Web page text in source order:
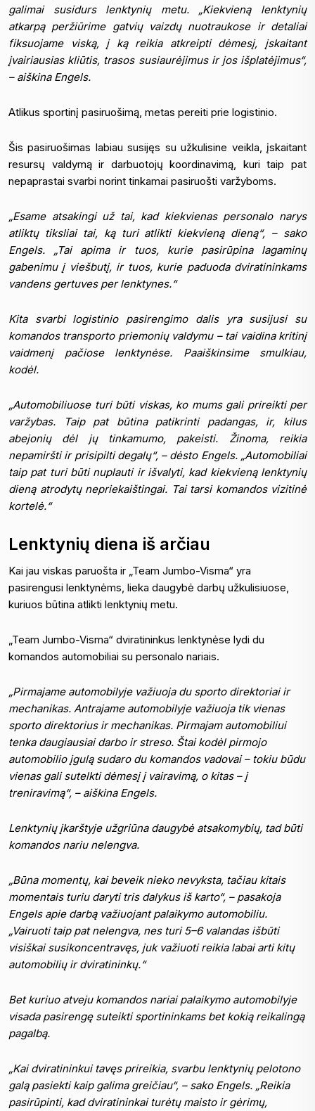
galimai susidurs lenktynių metu. „Kiekvieną lenktynių
atkarpą peržiūrime gatvių vaizdų nuotraukose ir detaliai
fiksuojame viską, į ką reikia atkreipti dėmesį, įskaitant
įvairiausias kliūtis, trasos susiaurėjimus ir jos išplatėjimus“,
– aiškina Engels.
Atlikus sportinį pasiruošimą, metas pereiti prie logistinio.
Šis pasiruošimas labiau susijęs su užkulisine veikla, įskaitant
resursų valdymą ir darbuotojų koordinavimą, kuri taip pat
nepaprastai svarbi norint tinkamai pasiruošti varžyboms.
„Esame atsakingi už tai, kad kiekvienas personalo narys
atliktų tiksliai tai, ką turi atlikti kiekvieną dieną“, – sako
Engels. „Tai apima ir tuos, kurie pasirūpina lagaminų
gabenimu į viešbutį, ir tuos, kurie paduoda dviratininkams
vandens gertuves per lenktynes.“
Kita svarbi logistinio pasirengimo dalis yra susijusi su
komandos transporto priemonių valdymu – tai vaidina kritinį
vaidmenį pačiose lenktynėse. Paaiškinsime smulkiau,
kodėl.
„Automobiliuose turi būti viskas, ko mums gali prireikti per
varžybas. Taip pat būtina patikrinti padangas, ir, kilus
abejonių dėl jų tinkamumo, pakeisti. Žinoma, reikia
nepamiršti ir prisipilti degalų“, – dėsto Engels. „Automobiliai
taip pat turi būti nuplauti ir išvalyti, kad kiekvieną lenktynių
dieną atrodytų nepriekaištingai. Tai tarsi komandos vizitinė
kortelė.“
Lenktynių diena iš arčiau
Kai jau viskas paruošta ir „Team Jumbo-Visma“ yra
pasirengusi lenktynėms, lieka daugybė darbų užkulisiuose,
kuriuos būtina atlikti lenktynių metu.
„Team Jumbo-Visma“ dviratininkus lenktynėse lydi du
komandos automobiliai su personalo nariais.
„Pirmajame automobilyje važiuoja du sporto direktoriai ir
mechanikas. Antrajame automobilyje važiuoja tik vienas
sporto direktorius ir mechanikas. Pirmajam automobiliui
tenka daugiausiai darbo ir streso. Štai kodėl pirmojo
automobilio įgulą sudaro du komandos vadovai – tokiu būdu
vienas gali sutelkti dėmesį į vairavimą, o kitas – į
treniravimą“, – aiškina Engels.
Lenktynių įkarštyje užgriūna daugybė atsakomybių, tad būti
komandos nariu nelengva.
„Būna momentų, kai beveik nieko nevyksta, tačiau kitais
momentais turiu daryti tris dalykus iš karto“, – pasakoja
Engels apie darbą važiuojant palaikymo automobiliu.
„Vairuoti taip pat nelengva, nes turi 5–6 valandas išbūti
visiškai susikoncentravęs, juk važiuoti reikia labai arti kitų
automobilių ir dviratininkų.“
Bet kuriuo atveju komandos nariai palaikymo automobilyje
visada pasirengę suteikti sportininkams bet kokią reikalingą
pagalbą.
„Kai dviratininkui tavęs prireikia, svarbu lenktynių pelotono
galą pasiekti kaip galima greičiau“, – sako Engels. „Reikia
pasirūpinti, kad dviratininkai turėtų maisto ir gėrimų,